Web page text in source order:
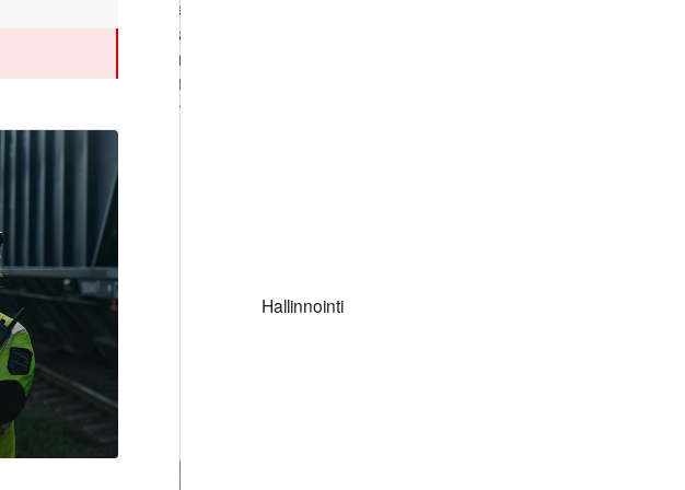
Hallinnointi
ratkaisee päivittäin asiakkaidemme monimutkaisia haasteita ja
muuttaa ne toimiviksi ratkaisuiksi yli rajojen ja toimialojen.
Syvällinen osaaminen, innovatiivinen ajattelu ja keskittyminen
saumattomiin toimitusketjuihin auttavat asiakkaitamme
etenemään nopeammin, fiksummin ja luottavaisin mielin.